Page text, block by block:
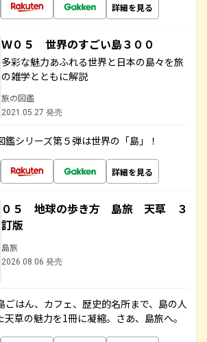
詳細を見る
Ｗ０５ 世界のすごい島３００
多彩な魅力あふれる世界と日本の島々を旅
の雑学とともに解説
旅の図鑑
2021.05.27 発売
鑑シリーズ第５弾は世界の「島」！
詳細を見る
０５ 地球の歩き方 島旅 天草 ３
訂版
島旅
2026.08.06 発売
ごはん、カフェ、歴史的名所まで、島の人
草の魅力を1冊に凝縮。さあ、島旅へ。